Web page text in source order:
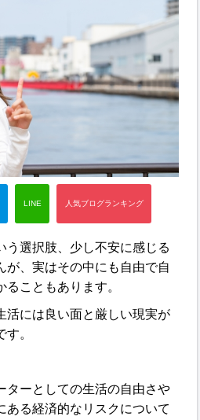
う選択肢、少し不安に感じる
が、実はその中にも自由で自
こともあります。
活には良い面と厳しい現実が
。
ターとしての生活の自由さや
ある経済的なリスクについて